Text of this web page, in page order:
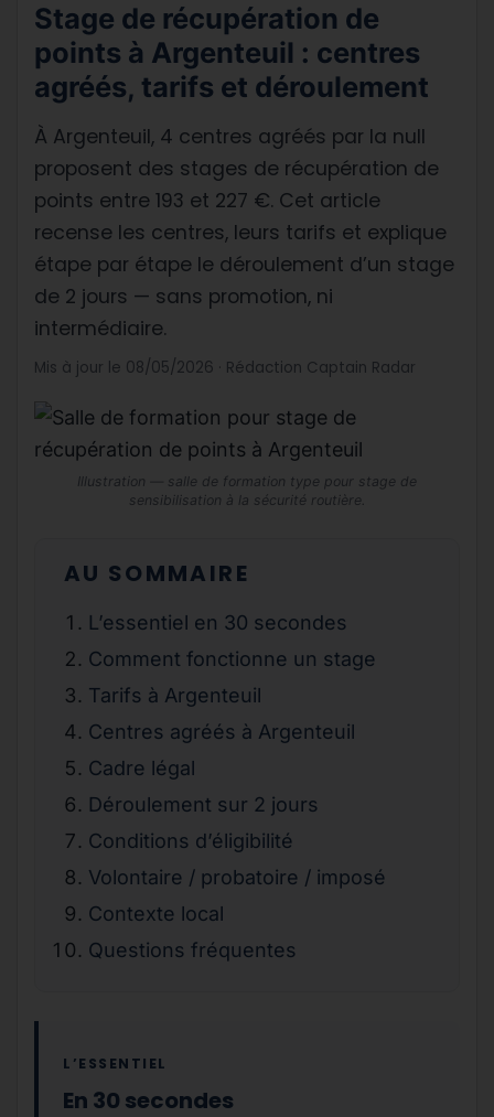
Stage de récupération de
points à Argenteuil : centres
agréés, tarifs et déroulement
À Argenteuil, 4 centres agréés par la null
proposent des stages de récupération de
points entre 193 et 227 €. Cet article
recense les centres, leurs tarifs et explique
étape par étape le déroulement d’un stage
de 2 jours — sans promotion, ni
intermédiaire.
Mis à jour le 08/05/2026 · Rédaction Captain Radar
Illustration — salle de formation type pour stage de
sensibilisation à la sécurité routière.
AU SOMMAIRE
L’essentiel en 30 secondes
Comment fonctionne un stage
Tarifs à Argenteuil
Centres agréés à Argenteuil
Cadre légal
Déroulement sur 2 jours
Conditions d’éligibilité
Volontaire / probatoire / imposé
Contexte local
Questions fréquentes
L’ESSENTIEL
En 30 secondes